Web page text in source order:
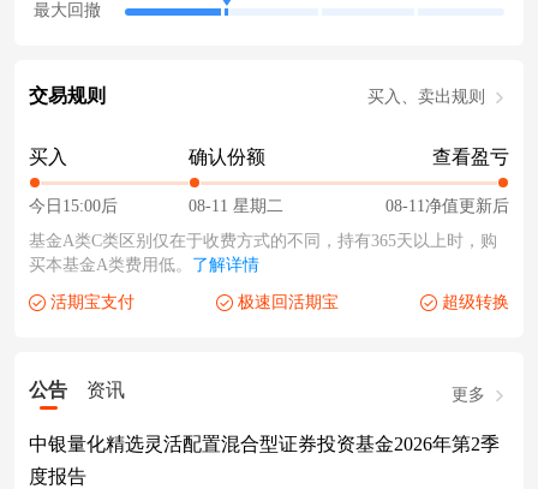
最大回撤
交易规则 买入、卖出规则
买入
今日15:00后
确认份额
08-11 星期二
查看盈亏
08-11净值更新后
基金A类C类区别仅在于收费方式的不同，持有365天以上时，购
买本基金A类费用低。 了解详情
活期宝支付 极速回活期宝 超级转换
公告 资讯 更多
中银量化精选灵活配置混合型证券投资基金2026年第2季
度报告